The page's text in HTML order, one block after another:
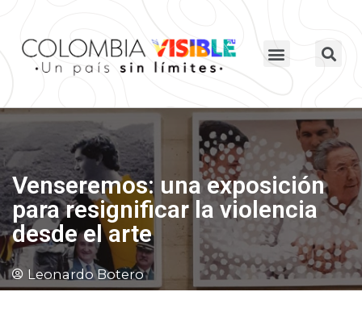
Venseremos: una exposición
para resignificar la violencia
desde el arte
Leonardo Botero